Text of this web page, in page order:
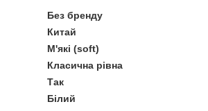
Без бренду
Китай
М'які (soft)
Класична рівна
Так
Білий